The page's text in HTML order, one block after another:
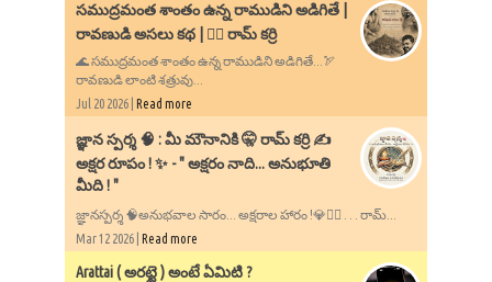
సముద్రమంత శాంతం ఉన్న రాముడిని అడిగితే |
రావణుడి అసలు కథ | ✍🏻 రామ్ కర్రి
🌊 సముద్రమంత శాంతం ఉన్న రాముడిని అడిగితే...🏹
రావణుడి లాంటి శత్రువు...
Jul 20 2026 | Read more
​జ్ఞాన స్పర్శ 🧠 : మీ మౌనానికి 🤫 రామ్ కర్రి ✍️
అక్షర రూపం ! ✨ - ​" అక్షరం నాది... అనుభూతి
మీది ! "
జ్ఞానస్పర్శ 🧠అనుభవాల సారం... అక్షరాల హారం !💎✍🏻 . . . రామ్...
Mar 12 2026 | Read more
Arattai ( అరట్టై ) అంటే ఏమిటి ?